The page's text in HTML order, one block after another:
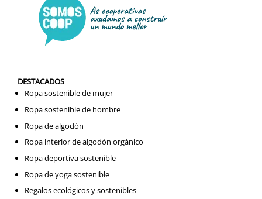
DESTACADOS
Ropa sostenible de mujer
Ropa sostenible de hombre
Ropa de algodón
Ropa interior de algodón orgánico
Ropa deportiva sostenible
Ropa de yoga sostenible
Regalos ecológicos y sostenibles